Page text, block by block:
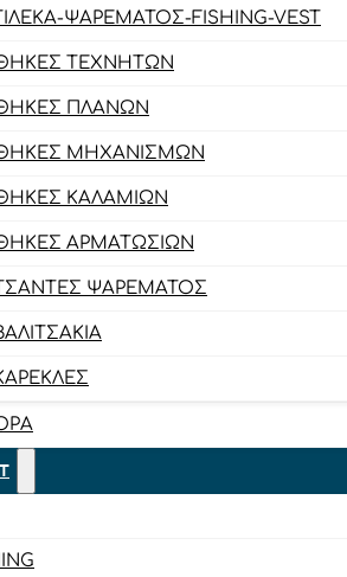
ΨΑΡΈΜΑΤΟΣ-FISHING-VEST
ΤΕΧΝΗΤΏΝ
ΠΛΆΝΩΝ
ΜΗΧΑΝΙΣΜΏΝ
ΚΑΛΑΜΙΏΝ
ΑΡΜΑΤΩΣΙΏΝ
ΨΑΡΈΜΑΤΟΣ